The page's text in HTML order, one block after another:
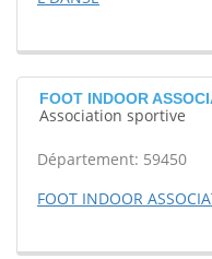
FOOT INDOOR
Association sportive
Département: 59450
FOOT INDOOR